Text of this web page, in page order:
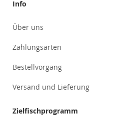
Info
Über uns
Zahlungsarten
Bestellvorgang
Versand und Lieferung
Zielfischprogramm